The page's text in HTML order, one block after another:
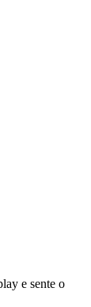
e sente o